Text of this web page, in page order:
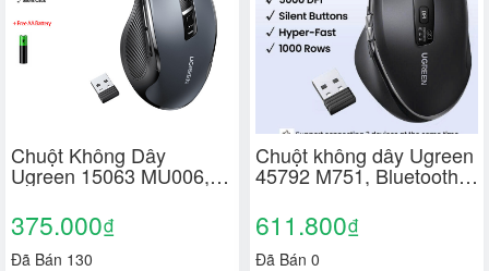
Chuột Không Dây
Ugreen 15063 MU006, 6
nút im lặng 5 Cấp Độ
4000DPI 2.4G (Tặng kèm
Pin)
375.000₫
Đã Bán 130
Chuột không dây Ugreen
45792 M751, Bluetooth
5.4 & Wirelless 2.4GHz
5000DPI 5 cấp độ KEM 2
PIN
611.800₫
Đã Bán 0